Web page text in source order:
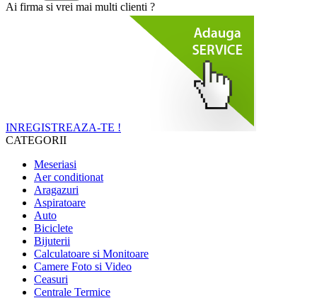
Ai firma si vrei mai multi clienti ?
INREGISTREAZA-TE !
CATEGORII
Meseriasi
Aer conditionat
Aragazuri
Aspiratoare
Auto
Biciclete
Bijuterii
Calculatoare si Monitoare
Camere Foto si Video
Ceasuri
Centrale Termice